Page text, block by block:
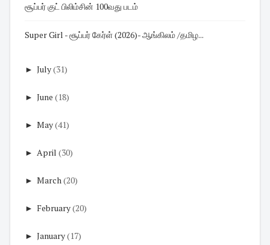
சூப்பர் குட் பிலிம்சின் 100வது படம்
Super Girl - சூப்பர் கேர்ள் (2026)- ஆங்கிலம் /தமிழ...
► July(31)
► June (18)
► May(41)
► April (30)
► March (20)
► February(20)
► January(17)